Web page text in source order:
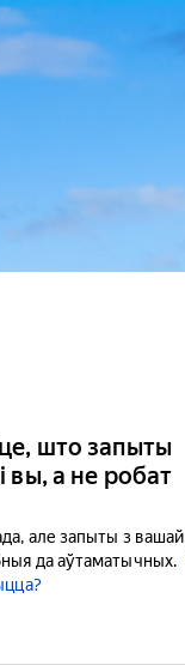
што запыты
вы, а не робат
але запыты з вашай
да аўтаматычных.